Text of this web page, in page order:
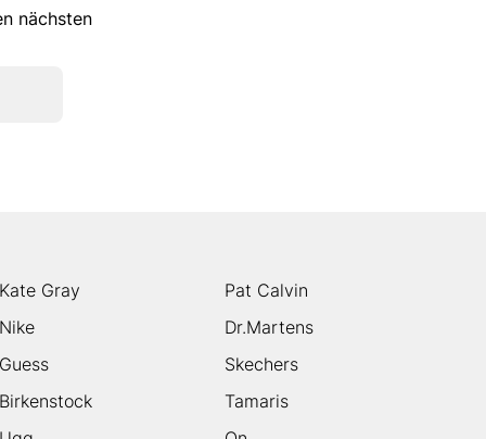
nächsten
Kate Gray
Pat Calvin
Nike
Dr.Martens
Guess
Skechers
Birkenstock
Tamaris